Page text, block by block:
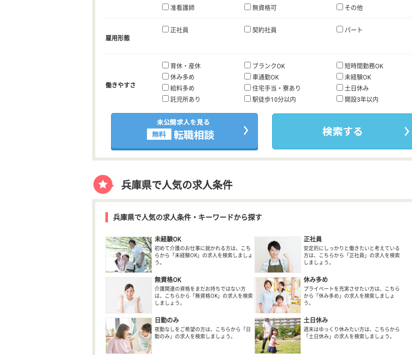
准看護師
無資格可 その他
雇用形態
正社員 契約社員 パート
働きやすさ
育休・産休 ブランクOK
短時間勤務OK
休み多め
車通勤OK
未経験OK
給料多め
住宅手当・寮あり
土日休み
託児所あり
駅徒歩10分以内 開設3年以内
兵庫県で人気の求人条件
兵庫県で人気の求人条件・キーワードから探す
未経験OK
初めて介護のお仕事に就かれる方は、こち
らから「未経験OK」の求人を検索しましょ
う。
正社員
安定的にしっかりと働きたいと考えている
方は、こちらから「正社員」の求人を検索
しましょう。
無資格OK
介護関連の資格をまだお持ちではない方
は、こちらから「無資格OK」の求人を検索
しましょう。
休み多め
プライベートを充実させたい方は、こちら
から「休み多め」の求人を検索しましょ
う。
日勤のみ
夜勤なしをご希望の方は、こちらから「日
勤のみ」の求人を検索しましょう。
土日休み
週末はゆっくり休みたい方は、こちらから
「土日休み」の求人を検索しましょう。